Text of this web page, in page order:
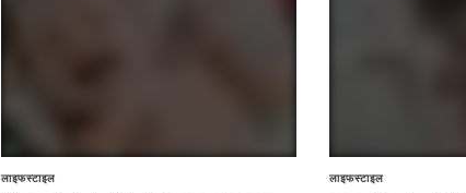
लाइफस्टाइल लाइफस्टाइल